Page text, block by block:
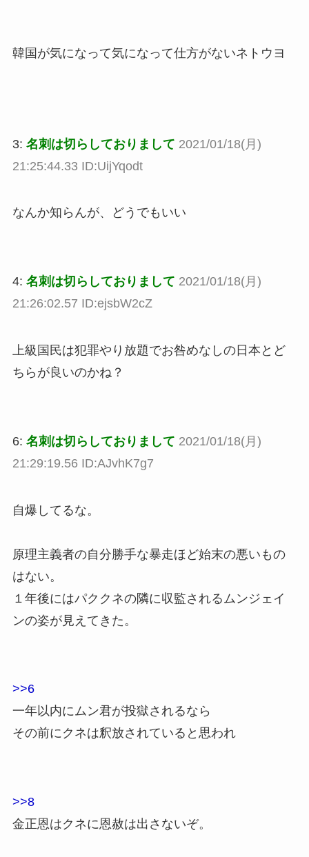
韓国が気になって気になって仕方がないネトウヨ
3: 名刺は切らしておりまして 2021/01/18(月)
21:25:44.33 ID:UijYqodt
なんか知らんが、どうでもいい
4: 名刺は切らしておりまして 2021/01/18(月)
21:26:02.57 ID:ejsbW2cZ
上級国民は犯罪やり放題でお咎めなしの日本とど
ちらが良いのかね？
6: 名刺は切らしておりまして 2021/01/18(月)
21:29:19.56 ID:AJvhK7g7
自爆してるな。
原理主義者の自分勝手な暴走ほど始末の悪いもの
はない。
１年後にはパククネの隣に収監されるムンジェイ
ンの姿が見えてきた。
>>6
一年以内にムン君が投獄されるなら
その前にクネは釈放されていると思われ
>>8
金正恩はクネに恩赦は出さないぞ。